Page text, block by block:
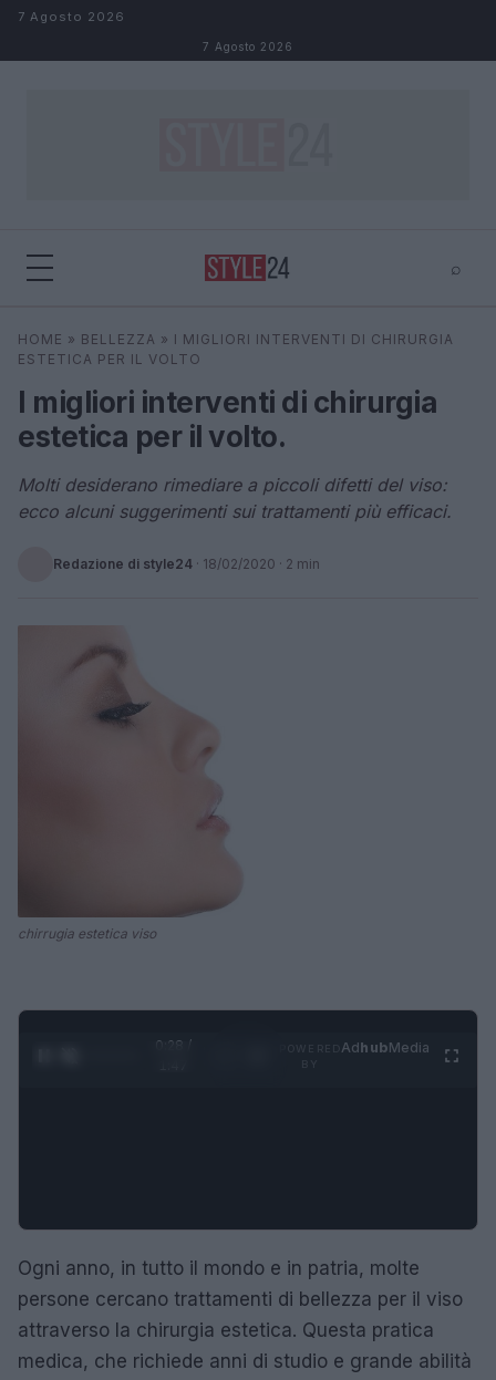
Salta al contenuto
7 Agosto 2026
7 Agosto 2026
⌕
Cerca ⌕ ×
HOME » BELLEZZA » I MIGLIORI INTERVENTI DI CHIRURGIA
ESTETICA PER IL VOLTO
I migliori interventi di chirurgia
estetica per il volto.
Molti desiderano rimediare a piccoli difetti del viso:
ecco alcuni suggerimenti sui trattamenti più efficaci.
Redazione di style24 · 18/02/2020 · 2 min
chirrugia estetica viso
0:28 /
AdhubMedia
Ogni anno, in tutto il mondo e in patria, molte
persone cercano trattamenti di bellezza per il viso
attraverso la chirurgia estetica. Questa pratica
medica, che richiede anni di studio e grande abilità